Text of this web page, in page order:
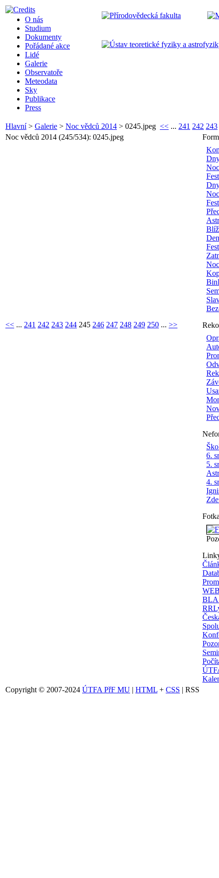
O nás
Studium
Dokumenty
Pořádané akce
Lidé
Galerie
Observatoře
Meteodata
Sky
Publikace
Press
Hlavní> Galerie > Noc vědců 2014 > 0245.jpeg << ... 241 242 243
6.
5.
4.
Noc vědců 2014 (245/534): 0245.jpeg
<< ... 241 242 243 244 245 246 247 248 249 250 ... >>
Copyright © 2007-2024 ÚTFA PřF MU | HTML + CSS | RSS